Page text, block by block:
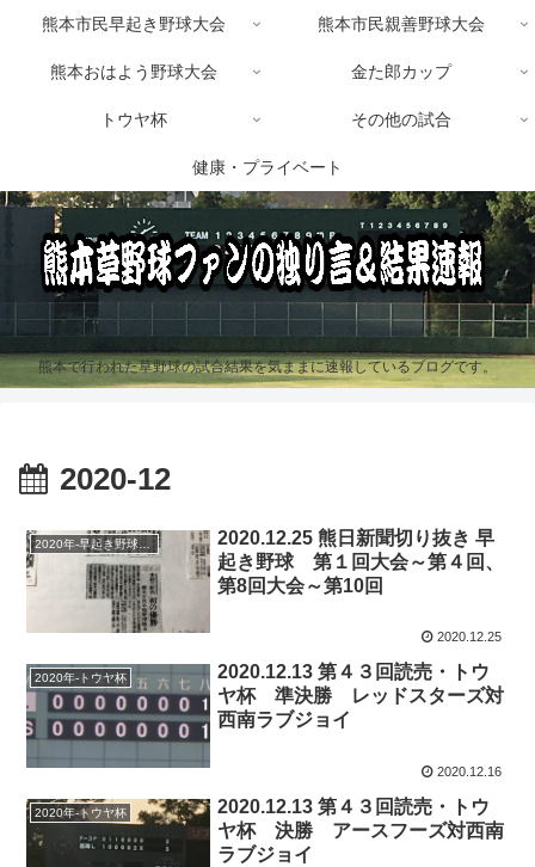
熊本で行われた草野球の試合結果を気ままに速報しているブログです。
熊本市民早起き野球大会 熊本市民親善野球大会
熊本おはよう野球大会 金た郎カップ
トウヤ杯 その他の試合
健康・プライベート
2020-12
2020.12.25 熊日新聞切り抜き 早
起き野球 第１回大会～第４回、
第8回大会～第10回
2020.12.25
2020年-トウヤ杯
2020.12.13 第４３回読売・トウ
ヤ杯 準決勝 レッドスターズ対
西南ラブジョイ
2020.12.16
2020年-トウヤ杯
2020.12.13 第４３回読売・トウ
ヤ杯 決勝 アースフーズ対西南
ラブジョイ